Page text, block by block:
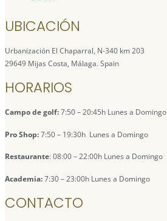
UBICACIÓN
Urbanización El Chaparral, N-340 km 203
29649 Mijas Costa, Málaga. Spain
HORARIOS
Campo de golf:7:50 – 20:45h Lunes a Domingo
Pro Shop:7:50 – 19:30h Lunes a Domingo
Restaurante: 08:00 – 22:00h Lunes a Domingo
Academia:7:30 – 23:00h Lunes a Domingo
CONTACTO